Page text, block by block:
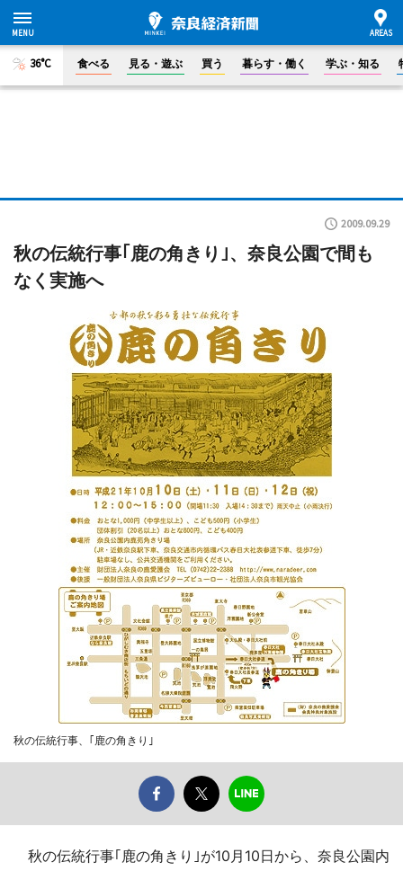
36°C 食べる 見る・遊ぶ 買う 暮らす・働く 学ぶ・知る
2009.09.29
秋の伝統行事｢鹿の角きり｣、奈良公園で間も
なく実施へ
秋の伝統行事、｢鹿の角きり｣
秋の伝統行事｢鹿の角きり｣が10月10日から、奈良公園内